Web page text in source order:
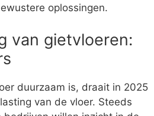
oplossingen.
van gietvloeren:
duurzaam is, draait in 2025
van de vloer. Steeds